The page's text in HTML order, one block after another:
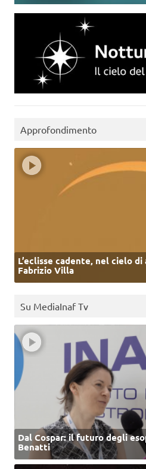
Approfondimento
L’eclisse cadente, nel cielo
Fabrizio Villa
Su MediaInaf Tv
Dal Cospar: il futuro degli
Benatti